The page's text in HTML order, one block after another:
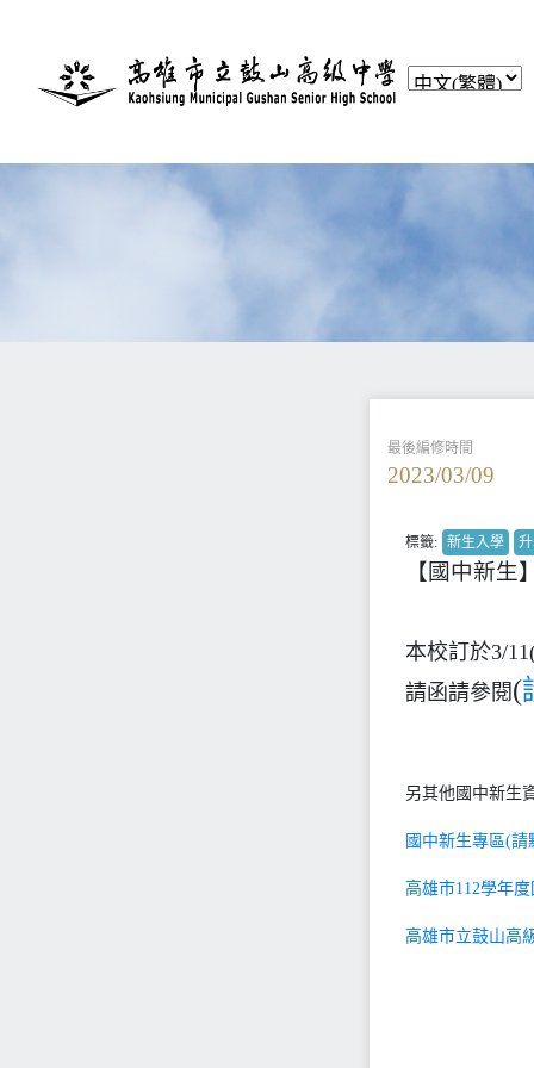
最後編修時間
2023/03/09
標籤: 新生入學
【國中新生
本校訂於3/
請函請參閱(
另其他國中新生
國中新生專區(請
高雄市112學年
高雄市立鼓山高